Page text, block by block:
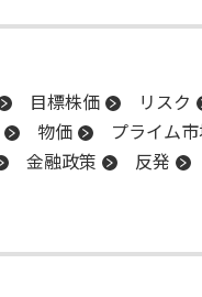
目標株価 リスク
物価 プライム
金融政策 反発